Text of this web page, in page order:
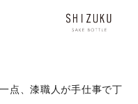
点、漆職人が手仕事で丁